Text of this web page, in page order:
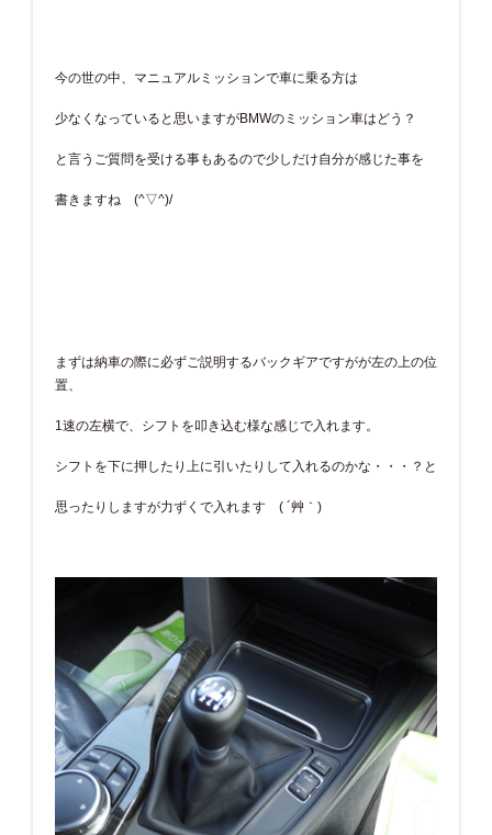
今の世の中、マニュアルミッションで車に乗る方は
少なくなっていると思いますがBMWのミッション車はどう？
と言うご質問を受ける事もあるので少しだけ自分が感じた事を
書きますね (^▽^)/
まずは納車の際に必ずご説明するバックギアですがが左の上の位
置、
1速の左横で、シフトを叩き込む様な感じで入れます。
シフトを下に押したり上に引いたりして入れるのかな・・・？と
思ったりしますが力ずくで入れます ( ´艸｀)